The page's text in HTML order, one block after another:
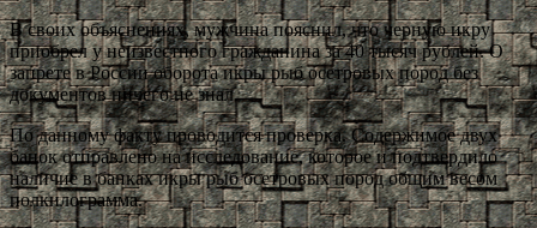
В своих объяснениях, мужчина пояснил, что черную икру
приобрел у неизвестного гражданина за 40 тысяч рублей. О
запрете в России оборота икры рыб осетровых пород без
документов ничего не знал.
По данному факту проводится проверка. Содержимое двух
банок отправлено на исследование, которое и подтвердило
наличие в банках икры рыб осетровых пород общим весом
полкилограмма.